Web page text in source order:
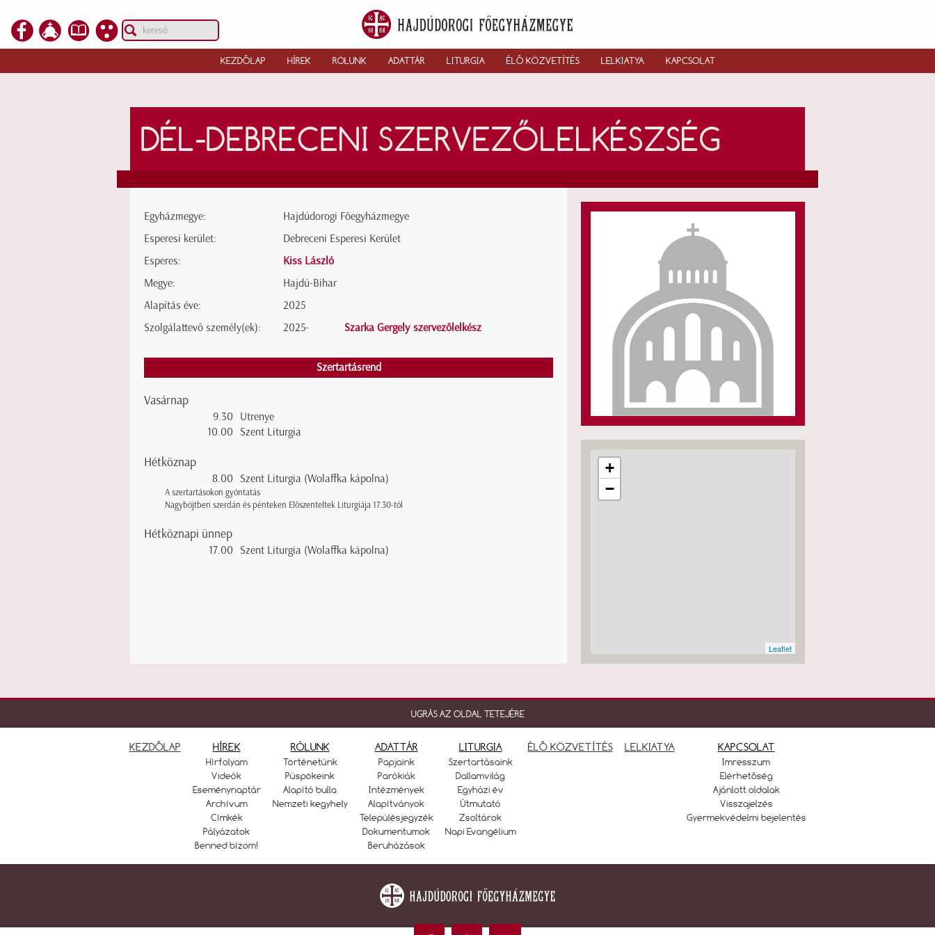
KEZDŐLAP HÍREK RÓLUNK ADATTÁR LITURGIA ÉLŐ KÖZVETÍTÉS LELKIATYA KAPCSOLAT
DÉL-DEBRECENI SZERVEZŐLELKÉSZSÉG
+
−
Leaflet
Egyházmegye:
Hajdúdorogi Főegyházmegye
Esperesi kerület:
Debreceni Esperesi Kerület
Esperes:
Kiss László
Megye:
Hajdú-Bihar
Alapítás éve:
2025
Szolgálattevő személy(ek):
2025- Szarka Gergely szervezőlelkész
Szertartásrend
Vasárnap
9.30
Utrenye
10.00 Szent Liturgia
Hétköznap
8.00 Szent Liturgia (Wolaffka kápolna)
A szertartásokon gyóntatás
Nagyböjtben szerdán és pénteken Előszenteltek Liturgiája 17.30-tól
Hétköznapi ünnep
17.00 Szent Liturgia (Wolaffka kápolna)
UGRÁS AZ OLDAL TETEJÉRE
KEZDŐLAP HÍREK
Hírfolyam
Videók
Eseménynaptár
Archívum
Címkék
Pályázatok
Benned bízom!
RÓLUNK
Történetünk
Püspökeink
Alapító bulla
Nemzeti kegyhely
ADATTÁR
Papjaink
Parókiák
Intézmények
Alapítványok
Településjegyzék
Dokumentumok
Beruházások
LITURGIA
Szertartásaink
Dallamvilág
Egyházi év
Útmutató
Zsoltárok
Napi Evangélium
ÉLŐ KÖZVETÍTÉS LELKIATYA KAPCSOLAT
Imresszum
Elérhetőség
Ajánlott oldalak
Visszajelzés
Gyermekvédelmi bejelentés